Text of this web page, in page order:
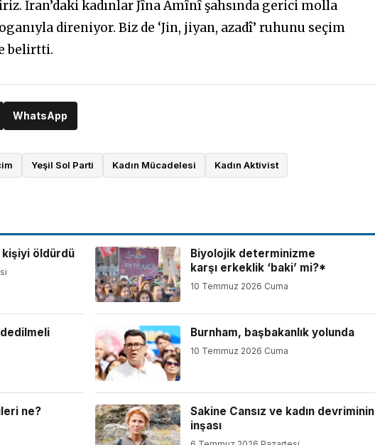
İran’daki kadınlar Jîna Amînî şahsında gerici molla
direniyor. Biz de ‘Jin, jiyan, azadî’ ruhunu seçim
belirtti.
WhatsApp
Yeşil Sol Parti Kadın Mücadelesi Kadın Aktivist
kişiyi öldürdü
Biyolojik determinizme
karşı erkeklik ‘baki’ mi?*
10 Temmuz 2026 Cuma
Burnham, başbakanlık yolunda
10 Temmuz 2026 Cuma
ne?
Sakine Cansız ve kadın devriminin
inşası